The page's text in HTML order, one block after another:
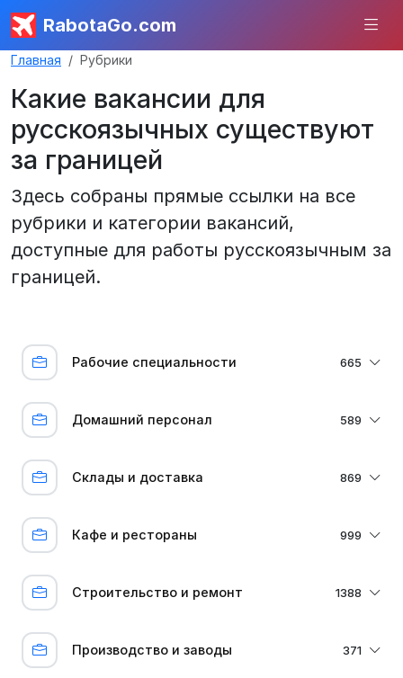
RabotaGo.com
Главная Рубрики
Какие вакансии для
русскоязычных существуют
за границей
Здесь собраны прямые ссылки на все
рубрики и категории вакансий,
доступные для работы русскоязычным за
границей.
Рабочие специальности 665
Домашний персонал 589
Склады и доставка 869
Кафе и рестораны 999
Строительство и ремонт 1388
Производство и заводы 371